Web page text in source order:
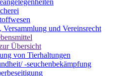
Versammlung und Vereinsrecht
Übersicht
von Tierhaltungen
-seuchenbekämpfung